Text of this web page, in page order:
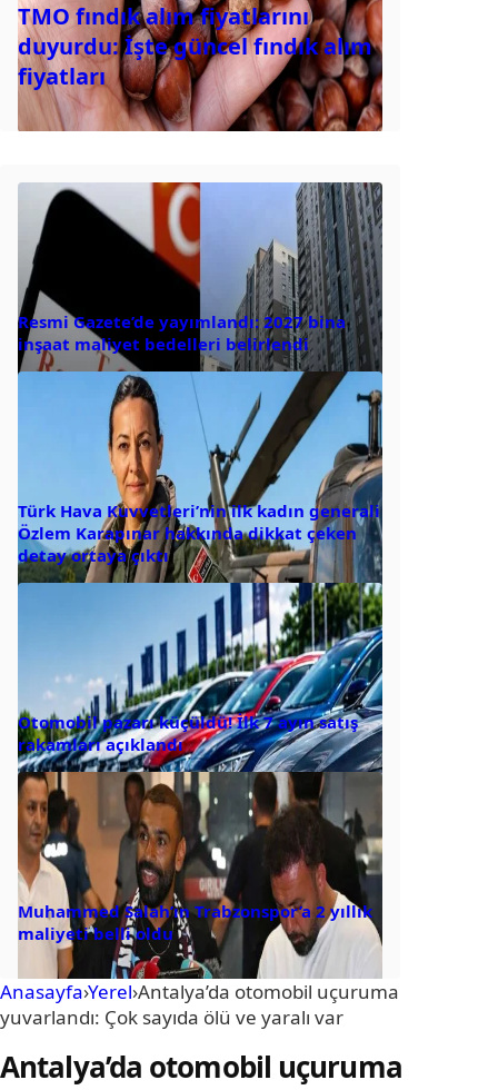
TMO fındık alım fiyatlarını
duyurdu: İşte güncel fındık alım
fiyatları
Resmi Gazete’de yayımlandı: 2027 bina
inşaat maliyet bedelleri belirlendi
Türk Hava Kuvvetleri’nin ilk kadın generali
Özlem Karapınar hakkında dikkat çeken
detay ortaya çıktı
Otomobil pazarı küçüldü! İlk 7 ayın satış
rakamları açıklandı
Muhammed Salah’ın Trabzonspor’a 2 yıllık
maliyeti belli oldu
Anasayfa›Yerel›Antalya’da otomobil uçuruma
yuvarlandı: Çok sayıda ölü ve yaralı var
Antalya’da otomobil uçuruma